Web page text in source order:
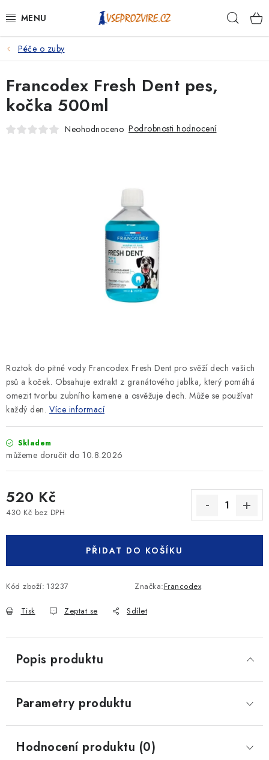
na
PSI
KOČKY
KONĚ
KRÁLÍCI/HLODAVCI/PTÁCI
Péče o zuby
Roztok do pitné vody Francodex Fresh Dent pro svěží dech vašich
psů a koček. Obsahuje extrakt z granátového jablka, který pomáhá
omezit tvorbu zubního kamene a osvěžuje dech. Může se používat
každý den. Více informací
Skladem
10.8.2026
520 Kč
430 Kč bez DPH
PŘIDAT DO KOŠÍKU
Kód zboží: 13237 Značka:Francodex
Tisk Zeptat se Sdílet
Francodex Fresh Dent pes,
kočka 500ml
Neohodnoceno Podrobnosti hodnocení
Popis produktu
Parametry produktu
Hodnocení produktu (0)